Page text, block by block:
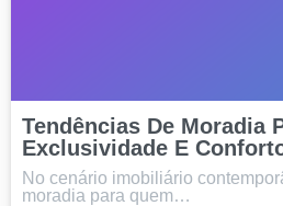
Tendências De Moradia
Exclusividade E
No cenário imobiliário
moradia para quem…